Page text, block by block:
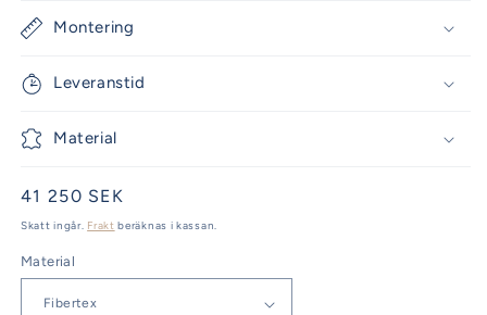
Montering
Leveranstid
Material
Ordinarie
pris
41 250 SEK
Skatt ingår. Frakt beräknas i kassan.
Material